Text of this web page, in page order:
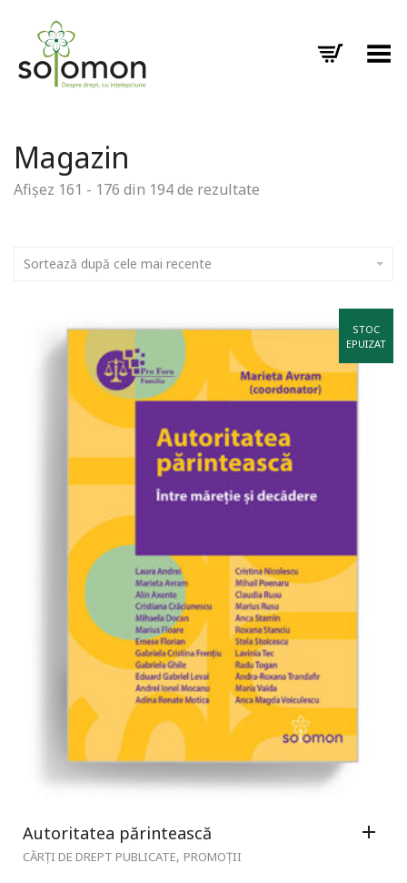
Toggle Menu
Magazin
Afișez 161 - 176 din 194 de rezultate
Sortează după cele mai recente
STOC
EPUIZAT
Autoritatea părintească
CĂRȚI DE DREPT PUBLICATE, PROMOȚII